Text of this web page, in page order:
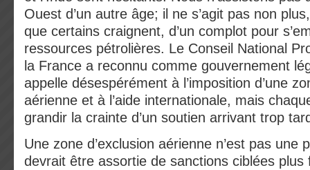
Ouest d’un autre âge; il ne s’agit pas non
que certains craignent, d’un complot pour
ressources pétrolières. Le Conseil National
la France a reconnu comme gouvernement
appelle désespérément à l’imposition d’une
aérienne et à l’aide internationale, mais
grandir la crainte d’un soutien arrivant trop
Une zone d’exclusion aérienne n’est pas
devrait être assortie de sanctions ciblées